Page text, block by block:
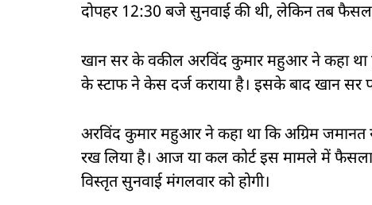
दोपहर 12:30 बजे सुनवाई की थी, लेकिन तब फैसला
खान सर के वकील अरविंद कुमार महुआर ने कहा था
के स्टाफ ने केस दर्ज कराया है। इसके बाद खान सर
अरविंद कुमार महुआर ने कहा था कि अग्रिम जमानत
रख लिया है। आज या कल कोर्ट इस मामले में
विस्तृत सुनवाई मंगलवार को होगी।